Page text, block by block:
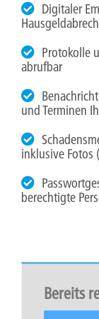
Digitaler
Protokolle
abrufbar
und Terminen
inklusive Fotos
berechtigte
Bereits